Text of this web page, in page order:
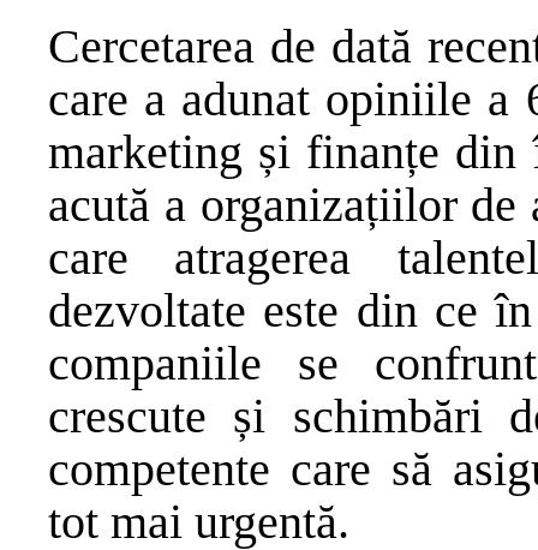
Cercetarea de dată
care a adunat opiniile a
marketing și finanțe din
acută a organizațiilor
care atragerea
dezvoltate este din ce
companiile se
crescute și schimbări
competente care să
tot mai urgentă.